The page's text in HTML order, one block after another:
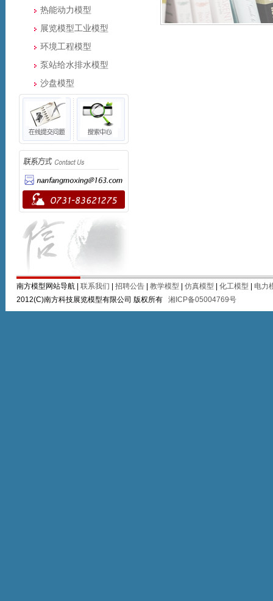
热能动力模型
展览模型工业模型
环境工程模型
泵站给水排水模型
沙盘模型
南方模型网站导航 | 联系我们 招聘公告| 教学模型 仿真模型 化工模型
电力
2012(C)南方科技展览模型有限公司 版权所有 湘ICP备05004769号